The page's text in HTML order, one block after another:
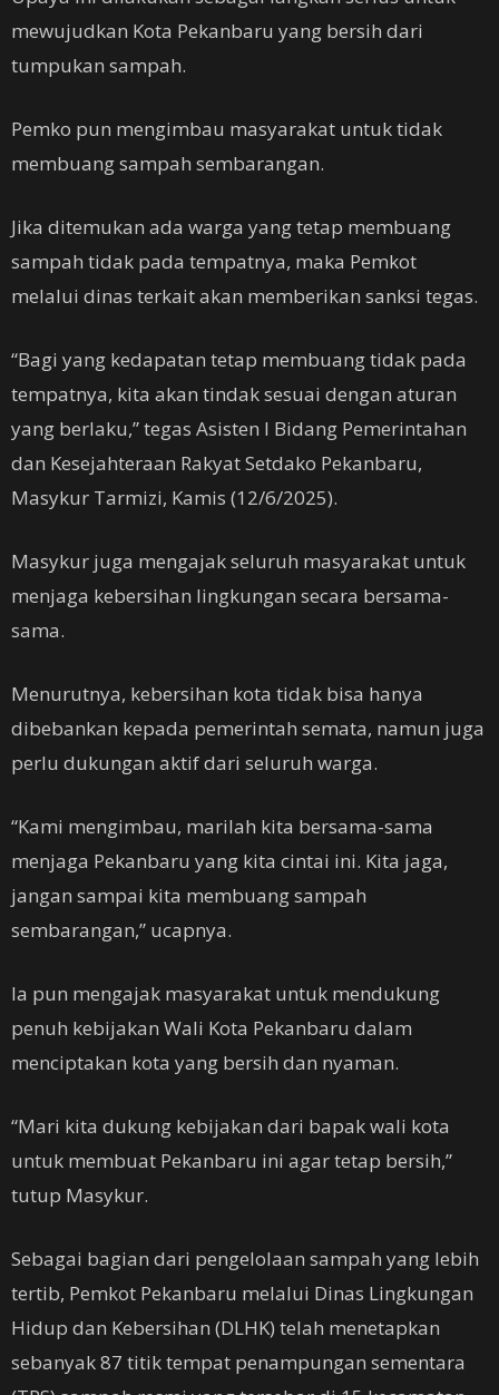
mewujudkan Kota Pekanbaru yang bersih dari
tumpukan sampah.
Pemko pun mengimbau masyarakat untuk tidak
membuang sampah sembarangan.
Jika ditemukan ada warga yang tetap membuang
sampah tidak pada tempatnya, maka Pemkot
melalui dinas terkait akan memberikan sanksi tegas.
“Bagi yang kedapatan tetap membuang tidak pada
tempatnya, kita akan tindak sesuai dengan aturan
yang berlaku,” tegas Asisten I Bidang Pemerintahan
dan Kesejahteraan Rakyat Setdako Pekanbaru,
Masykur Tarmizi, Kamis (12/6/2025).
Masykur juga mengajak seluruh masyarakat untuk
menjaga kebersihan lingkungan secara bersama-
sama.
Menurutnya, kebersihan kota tidak bisa hanya
dibebankan kepada pemerintah semata, namun juga
perlu dukungan aktif dari seluruh warga.
“Kami mengimbau, marilah kita bersama-sama
menjaga Pekanbaru yang kita cintai ini. Kita jaga,
jangan sampai kita membuang sampah
sembarangan,” ucapnya.
Ia pun mengajak masyarakat untuk mendukung
penuh kebijakan Wali Kota Pekanbaru dalam
menciptakan kota yang bersih dan nyaman.
“Mari kita dukung kebijakan dari bapak wali kota
untuk membuat Pekanbaru ini agar tetap bersih,”
tutup Masykur.
Sebagai bagian dari pengelolaan sampah yang lebih
tertib, Pemkot Pekanbaru melalui Dinas Lingkungan
Hidup dan Kebersihan (DLHK) telah menetapkan
sebanyak 87 titik tempat penampungan sementara